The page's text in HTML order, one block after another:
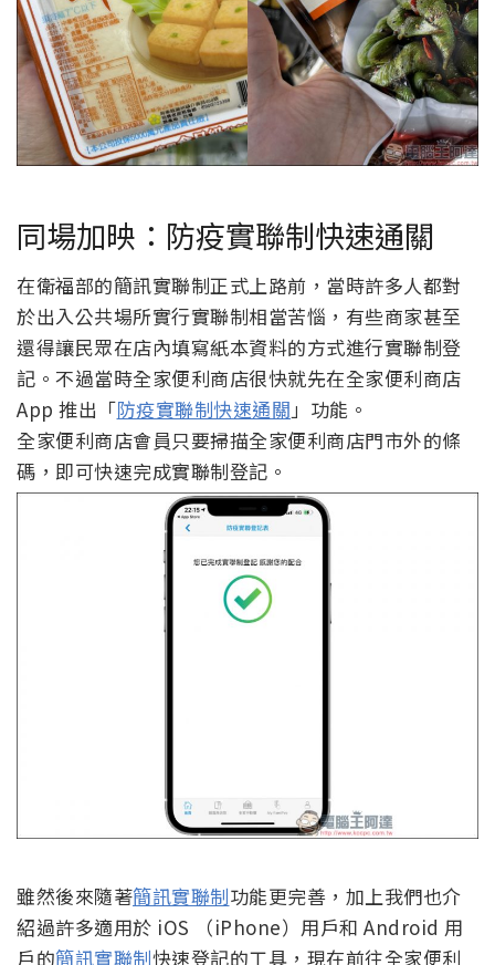
同場加映：防疫實聯制快速通關
在衛福部的簡訊實聯制正式上路前，當時許多人都對
於出入公共場所實行實聯制相當苦惱，有些商家甚至
還得讓民眾在店內填寫紙本資料的方式進行實聯制登
記。不過當時全家便利商店很快就先在全家便利商店
App 推出「防疫實聯制快速通關 」功能。
全家便利商店會員只要掃描全家便利商店門市外的條
碼，即可快速完成實聯制登記。
雖然後來隨著簡訊實聯制功能更完善，加上我們也介
紹過許多適用於 iOS （iPhone）用戶和 Android 用
戶的簡訊實聯制快速登記的工具，現在前往全家便利